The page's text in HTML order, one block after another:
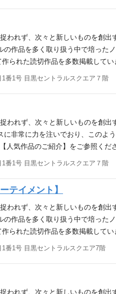
常識に捉われずに次々と新しい
たいという意欲。 【必須条件】
ック・アニメ・ネットカルチャ
■ 複数作品がTVアニメ化してお
行った娘がSランクになってた
ド』 『無職の英雄 別にスキル
、賢者のすゝめ』 また、『戦国
ーテイメントについて】 ▼アー
ちらも是非ご覧ください！
れず、次々と新しいものを創出
作品を多く取り扱う中で培った
られた読切作品を多数掲載して
業 音楽事業 ■業務内容■ IPビジ
アース・スターノベルは2014
ております。 是非、当社でIP
＞ (雇い入れ直後) １．コミカラ
ライアンス推進 など (変更の範
テンツを使用したい企業の橋渡
・エンタテインメントは数年以
ンタメ領域に関わる業務経験 【
か」という観点から読者に支持
に捉われずに次々と新しいもの
みたいという意欲のある方 様々
TVアニメ化しており、他にもア
Sランクになってた』 『即死チ
の英雄 別にスキルなんか要ら
た隠す』※シリーズ発行部数400
すゝめ』 また、『戦国小町苦労
メントについて■ ▼アース・スタ
番1号 目黒セントラルスクエア７階
れず、次々と新しいものを創出
非常に力を注いでおり、このよ
人気作品のご紹介】をご参照く
も注力しております。具体的には
り組みを進めております。 書籍
ジナル漫画作品を立ち上げる人
打ち合わせや新規の企画、作家の
を新規で立ち上げ、単行本制作
コミカライズ漫画・オリジナル
(変更の範囲) 変更無し 【ポジシ
同士のコミュニケーションも活
画を尽きることなく数多く提案
人を喜ばせることができるアイ
番1号 目黒セントラルスクエア７階
テイメント】
れず、次々と新しいものを創出
作品を多く取り扱う中で培った
られた読切作品を多数掲載して
業 音楽事業 ▼アース・スター
ください！ https://note.com/
した営業企画など、電子書籍営業
ていただく予定です。 是非、当
番1号 目黒セントラルスクエア7階
れず、次々と新しいものを創出